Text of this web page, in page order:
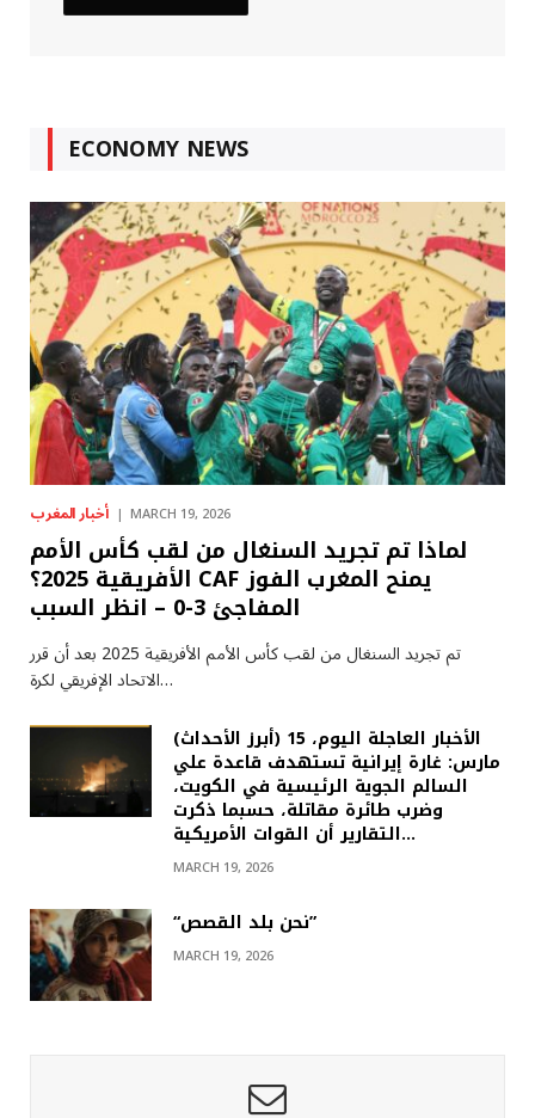
ECONOMY NEWS
أخبار المغرب MARCH 19, 2026
لماذا تم تجريد السنغال من لقب كأس الأمم
الأفريقية 2025؟ CAF يمنح المغرب الفوز
المفاجئ 3-0 – انظر السبب
تم تجريد السنغال من لقب كأس الأمم الأفريقية 2025 بعد أن قرر
الاتحاد الإفريقي لكرة…
(أبرز الأحداث) الأخبار العاجلة اليوم، 15
مارس: غارة إيرانية تستهدف قاعدة علي
السالم الجوية الرئيسية في الكويت،
وضرب طائرة مقاتلة، حسبما ذكرت
التقارير أن القوات الأمريكية…
MARCH 19, 2026
“نحن بلد القصص”
MARCH 19, 2026